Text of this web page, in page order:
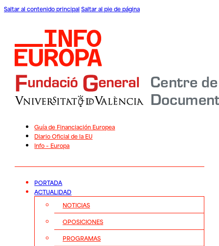
Saltar al contenido principal Saltar al pie de página
Guía de Financiación Europea
Diario Oficial de la EU
Info – Europa
PORTADA
ACTUALIDAD
NOTICIAS
OPOSICIONES
PROGRAMAS